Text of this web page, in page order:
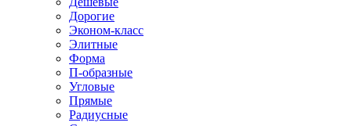
Дорогие
Эконом-класс
Элитные
Форма
П-образные
Угловые
Прямые
Радиусные